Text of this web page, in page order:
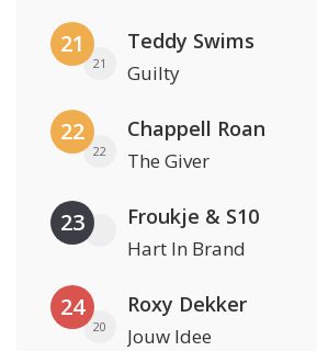
21
21
Teddy Swims
Guilty
22
22
Chappell Roan
The Giver
23 Froukje & S10
Hart In Brand
24
20
Roxy Dekker
Jouw Idee